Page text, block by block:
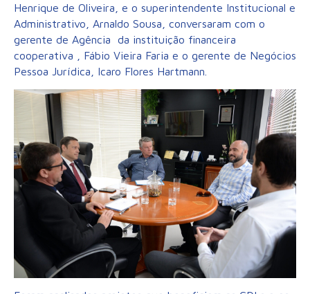
Henrique de Oliveira, e o superintendente Institucional e
Administrativo, Arnaldo Sousa, conversaram com o
gerente de Agência da instituição financeira
cooperativa , Fábio Vieira Faria e o gerente de Negócios
Pessoa Jurídica, Icaro Flores Hartmann.